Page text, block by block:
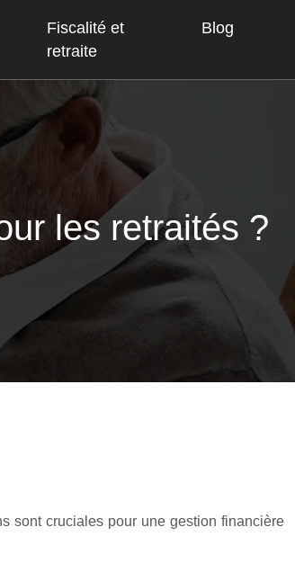
Fiscalité et
retraite
Blog
les retraités ?
sont cruciales pour une gestion financière